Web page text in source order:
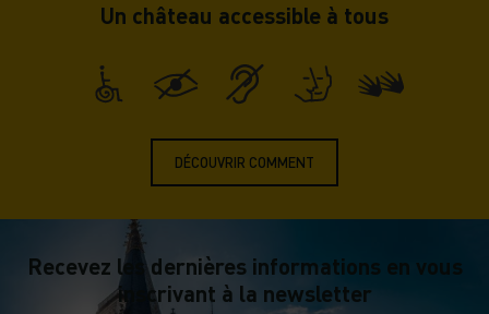
Un château accessible à tous
DÉCOUVRIR COMMENT
Recevez les dernières informations en vous
inscrivant à la newsletter